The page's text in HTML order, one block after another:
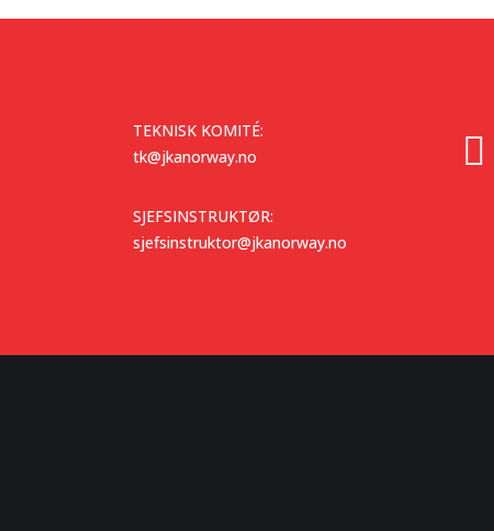
TEKNISK KOMITÉ:
tk@jkanorway.no
SJEFSINSTRUKTØR:
sjefsinstruktor@jkanorway.no